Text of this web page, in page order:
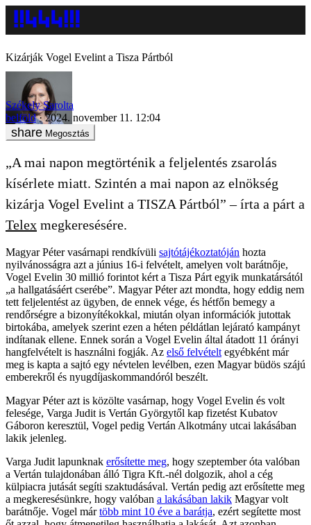
Kizárják Vogel Evelint a Tisza Pártból
Székely Sarolta
belföld
2024. november 11. 12:04
Megosztás
„A mai napon megtörténik a feljelentés zsarolás
kísérlete miatt. Szintén a mai napon az elnökség
kizárja Vogel Evelint a TISZA Pártból” – írta a párt a
Telex megkeresésére.
Magyar Péter vasárnapi rendkívüli sajtótájékoztatóján hozta
nyilvánosságra azt a június 16-i felvételt, amelyen volt barátnője,
Vogel Evelin 30 millió forintot kért a Tisza Párt egyik munkatársától
„a hallgatásáért cserébe”. Magyar Péter azt mondta, hogy eddig nem
tett feljelentést az ügyben, de ennek vége, és hétfőn bemegy a
rendőrségre a bizonyítékokkal, miután olyan információk jutottak
birtokába, amelyek szerint ezen a héten példátlan lejárató kampányt
indítanak ellene. Ennek során a Vogel Evelin által átadott 11 órányi
hangfelvételt is használni fogják. Az első felvételt egyébként már
meg is kapta a sajtó egy névtelen levélben, ezen Magyar büdös szájú
emberekről és nyugdíjaskommandóról beszélt.
Magyar Péter azt is közölte vasárnap, hogy Vogel Evelin és volt
felesége, Varga Judit is Vertán Györgytől kap fizetést Kubatov
Gáboron keresztül, Vogel pedig Vertán Alkotmány utcai lakásában
lakik jelenleg.
Varga Judit lapunknak erősítette meg, hogy szeptember óta valóban
a Vertán tulajdonában álló Tigra Kft.-nél dolgozik, ahol a cég
külpiacra jutását segíti szaktudásával. Vertán pedig azt erősítette meg
a megkeresésünkre, hogy valóban a lakásában lakik Magyar volt
barátnője. Vogel mártöbb mint 10 éve a barátja, ezért segítette most